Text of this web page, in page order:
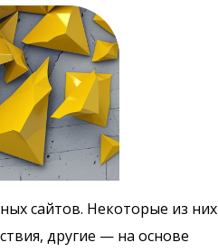
сайтов. Некоторые из них
другие — на основе